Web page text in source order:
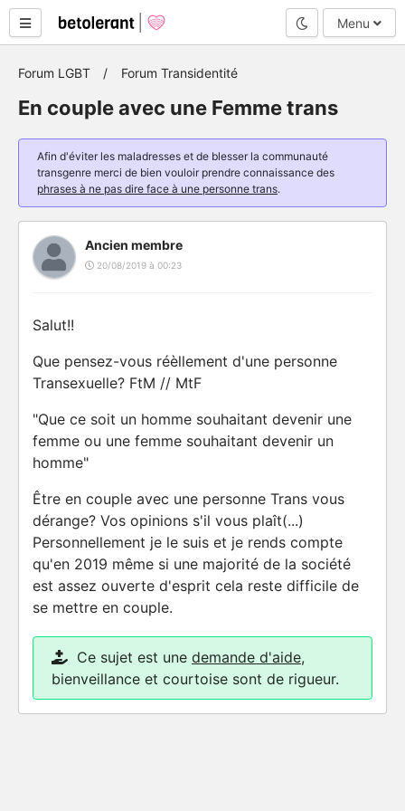
Mode nuit
Menu
Forum LGBT Forum Transidentité
En couple avec une Femme trans
Afin d'éviter les maladresses et de blesser la communauté
transgenre merci de bien vouloir prendre connaissance des
phrases à ne pas dire face à une personne trans.
Ancien membre
20/08/2019 à 00:23
Salut!!
Que pensez-vous réèllement d'une personne
Transexuelle? FtM // MtF
"Que ce soit un homme souhaitant devenir une
femme ou une femme souhaitant devenir un
homme"
Être en couple avec une personne Trans vous
dérange? Vos opinions s'il vous plaît(...)
Personnellement je le suis et je rends compte
qu'en 2019 même si une majorité de la société
est assez ouverte d'esprit cela reste difficile de
se mettre en couple.
Ce sujet est une demande d'aide,
bienveillance et courtoise sont de rigueur.